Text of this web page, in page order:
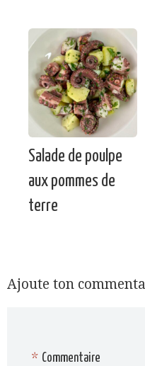
Salade de poulpe
aux pommes de
terre
Ajoute ton
Commentaire
*